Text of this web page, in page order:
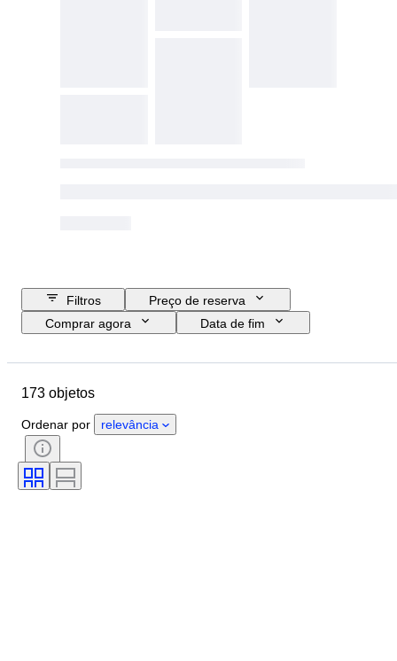
Filtros
Preço de reserva
Comprar agora
Data de fim
País de origem
Extras
Documentos do registo
Cilindrada do motor
CoC (certificado de conformidade)
173 objetos
Ordenar por relevância